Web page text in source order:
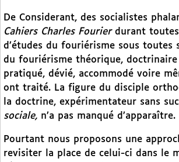
De Considerant, des socialistes
Cahiers Charles Fourierdurant toutes
d’études du fouriérisme sous toutes
du fouriérisme théorique,
pratiqué, dévié, accommodé voire
ont traité. La figure du disciple
la doctrine, expérimentateur sans
sociale, n’a pas manqué d’apparaître.
Pourtant nous proposons une
revisiter la place de celui-ci dans le